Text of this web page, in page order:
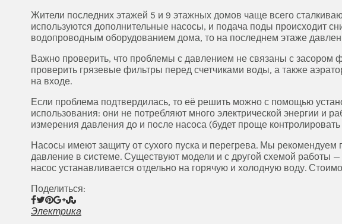
Жители последних этажей 5 и 9 этажных домов чаще всего
используются дополнительные насосы, и подача поды происходит
водопроводным оборудованием дома, то на последнем этаже
Важно проверить, что проблемы с давлением не связаны с
проверить грязевые фильтры перед счетчиками воды, а также
на входе.
Если проблема подтвердилась, то её решить можно с помощью
использования: они не потребляют много электрической энергии и
измерения давления до и после насоса (будет проще
Насосы имеют защиту от сухого пуска и перегрева. Мы
давление в системе. Существуют модели и с другой схемой работы —
насос устанавливается отдельно на горячую и холодную воду.
Поделиться:
Электрика